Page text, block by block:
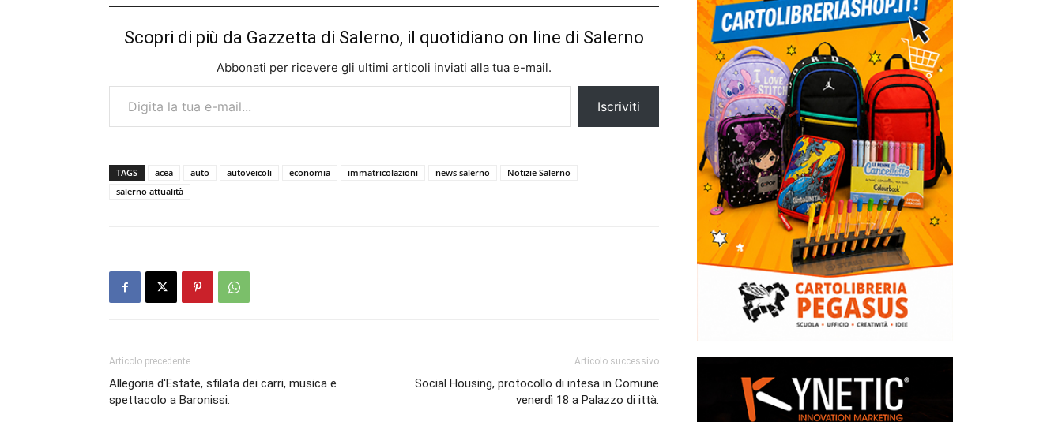
Scopri di più da Gazzetta di Salerno, il quotidiano on line di Salerno
Abbonati per ricevere gli ultimi articoli inviati alla tua e-mail.
Digita la tua e-mail...
Iscriviti
TAGS acea auto autoveicoli economia immatricolazioni news salerno
Notizie Salerno
salerno attualità
Articolo precedente
Allegoria d'Estate, sfilata dei carri, musica e
spettacolo a Baronissi.
Articolo successivo
Social Housing, protocollo di intesa in Comune
venerdì 18 a Palazzo di ittà.